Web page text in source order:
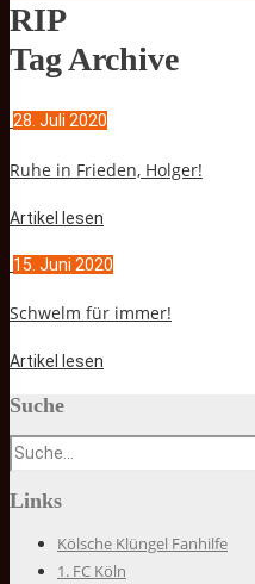
RIP
Tag Archive
28. Juli 2020
Ruhe in Frieden, Holger!
Artikel lesen
15. Juni 2020
Schwelm für immer!
Artikel lesen
Suche
Links
Kölsche Klüngel Fanhilfe
1. FC Köln